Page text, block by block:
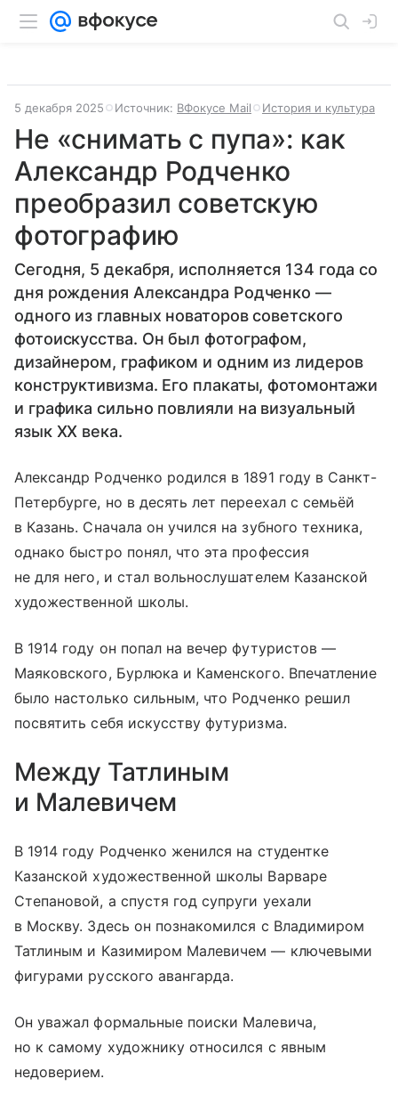
5 декабря 2025 Источник: ВФокусе Mail История и культура
Не «снимать с пупа»: как
Александр Родченко
преобразил советскую
фотографию
Сегодня, 5 декабря, исполняется 134 года со
дня рождения Александра Родченко —
одного из главных новаторов советского
фотоискусства. Он был фотографом,
дизайнером, графиком и одним из лидеров
конструктивизма. Его плакаты, фотомонтажи
и графика сильно повлияли на визуальный
язык XX века.
Александр Родченко родился в 1891 году в Санкт-
Петербурге, но в десять лет переехал с семьёй
в Казань. Сначала он учился на зубного техника,
однако быстро понял, что эта профессия
не для него, и стал вольнослушателем Казанской
художественной школы.
В 1914 году он попал на вечер футуристов —
Маяковского, Бурлюка и Каменского. Впечатление
было настолько сильным, что Родченко решил
посвятить себя искусству футуризма.
Между Татлиным
и Малевичем
В 1914 году Родченко женился на студентке
Казанской художественной школы Варваре
Степановой, а спустя год супруги уехали
в Москву. Здесь он познакомился с Владимиром
Татлиным и Казимиром Малевичем — ключевыми
фигурами русского авангарда.
Он уважал формальные поиски Малевича,
но к самому художнику относился с явным
недоверием.